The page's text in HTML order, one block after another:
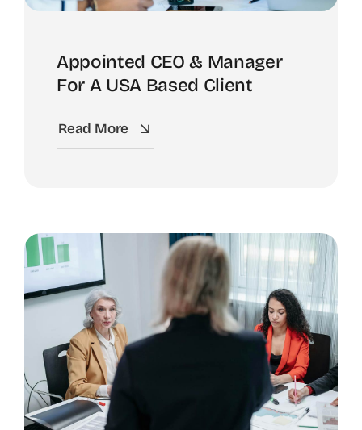
Appointed CEO & Manager
For A USA Based Client
Read More